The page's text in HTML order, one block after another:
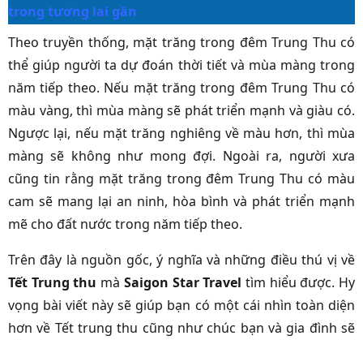
trong tương lai gần
Theo truyền thống, mặt trăng trong đêm Trung Thu có
thể giúp người ta dự đoán thời tiết và mùa màng trong
năm tiếp theo. Nếu mặt trăng trong đêm Trung Thu có
màu vàng, thì mùa màng sẽ phát triển mạnh và giàu có.
Ngược lại, nếu mặt trăng nghiêng về màu hơn, thì mùa
màng sẽ không như mong đợi. Ngoài ra, người xưa
cũng tin rằng mặt trăng trong đêm Trung Thu có màu
cam sẽ mang lại an ninh, hòa bình và phát triển mạnh
mẽ cho đất nước trong năm tiếp theo.
Trên đây là nguồn gốc, ý nghĩa và những điều thú vị về
Tết Trung thu mà Saigon Star Travel tìm hiểu được. Hy
vọng bài viết này sẽ giúp bạn có một cái nhìn toàn diện
hơn về Tết trung thu cũng như chúc bạn và gia đình sẽ